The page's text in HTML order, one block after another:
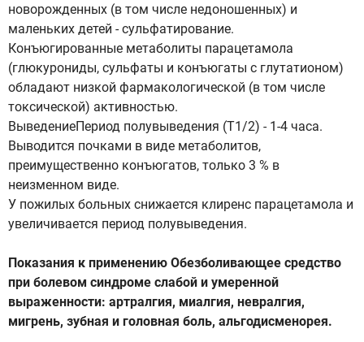
новорожденных (в том числе недоношенных) и
маленьких детей - сульфатирование.
Конъюгированные метаболиты парацетамола
(глюкурониды, сульфаты и конъюгаты с глутатионом)
обладают низкой фармакологической (в том числе
токсической) активностью.
ВыведениеПериод полувыведения (Т1/2) - 1-4 часа.
Выводится почками в виде метаболитов,
преимущественно конъюгатов, только 3 % в
неизменном виде.
У пожилых больных снижается клиренс парацетамола и
увеличивается период полувыведения.
Показания к применению Обезболивающее средство
при болевом синдроме слабой и умеренной
выраженности: артралгия, миалгия, невралгия,
мигрень, зубная и головная боль, альгодисменорея.